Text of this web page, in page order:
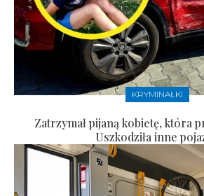
KRYMINAŁKI
Zatrzymał pijaną kobietę, która
Uszkodziła inne